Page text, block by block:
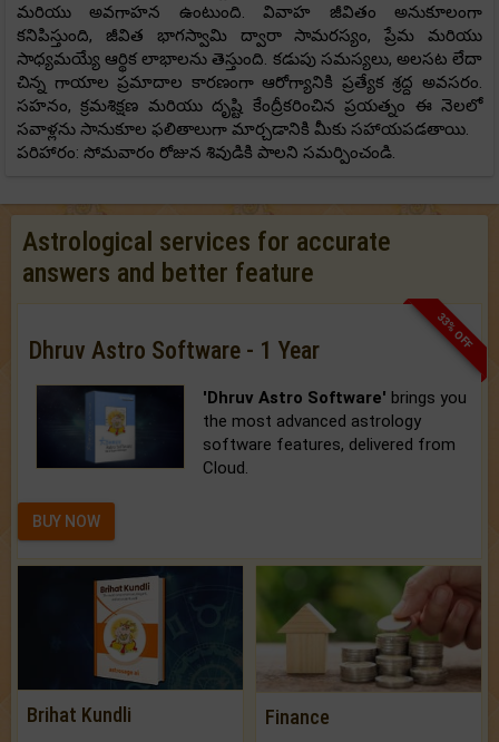
మరియు అవగాహన ఉంటుంది. వివాహ జీవితం అనుకూలంగా
కనిపిస్తుంది, జీవిత భాగస్వామి ద్వారా సామరస్యం, ప్రేమ మరియు
సాధ్యమయ్యే ఆర్థిక లాభాలను తెస్తుంది. కడుపు సమస్యలు, అలసట లేదా
చిన్న గాయాల ప్రమాదాల కారణంగా ఆరోగ్యానికి ప్రత్యేక శ్రద్ద అవసరం.
సహనం, క్రమశిక్షణ మరియు దృష్టి కేంద్రీకరించిన ప్రయత్నం ఈ నెలలో
సవాళ్లను సానుకూల ఫలితాలుగా మార్చడానికి మీకు సహాయపడతాయి.
పరిహారం: సోమవారం రోజున శివుడికి పాలని సమర్పించండి.
Astrological services for accurate
answers and better feature
33% OFF
Dhruv Astro Software - 1 Year
'Dhruv Astro Software' brings you
the most advanced astrology
software features, delivered from
Cloud.
BUY NOW
Brihat Kundli Finance